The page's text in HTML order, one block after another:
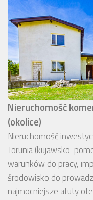
Nieruchomość
(okolice)
Nieruchomość
Torunia (kujawsko-
warunków do pracy,
środowisko do
najmocniejsze atuty